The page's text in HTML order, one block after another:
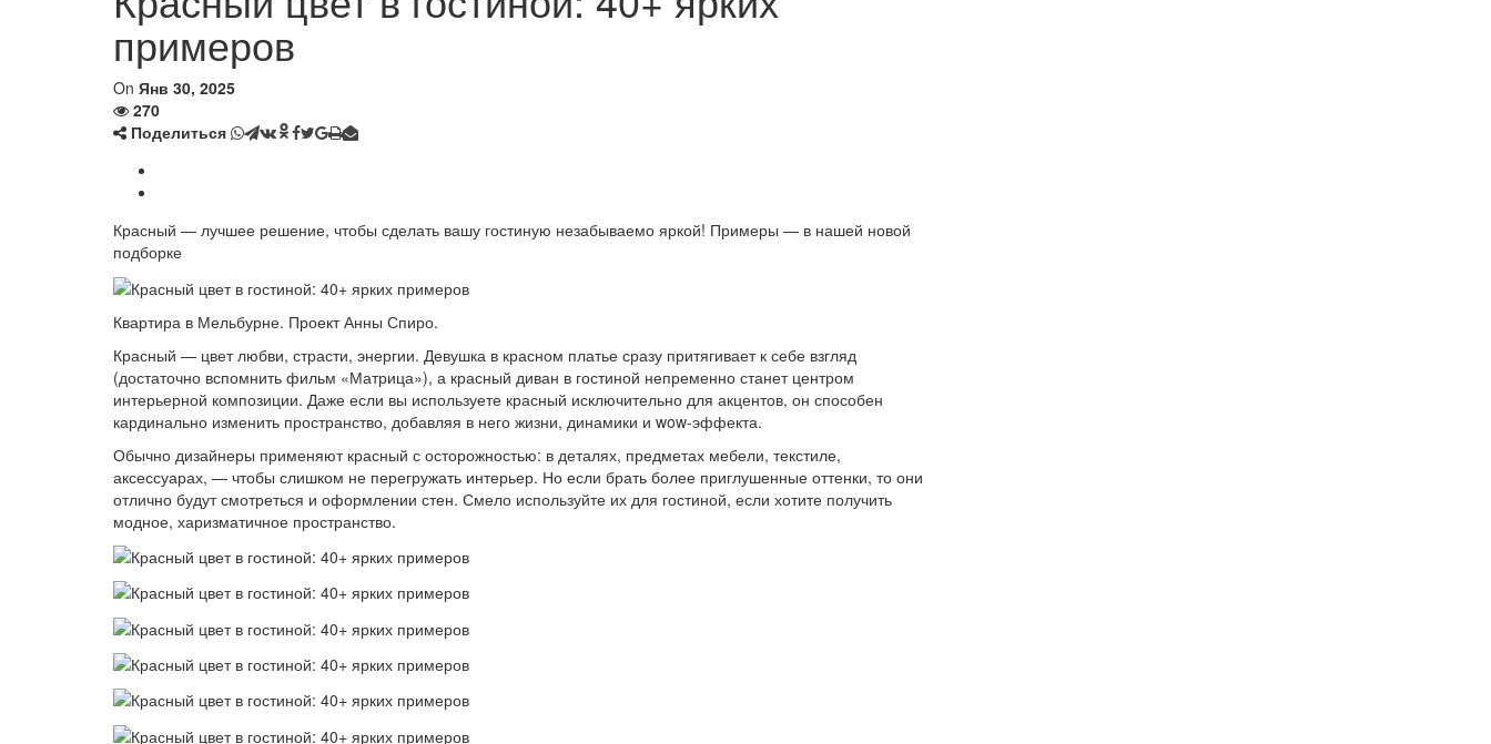
примеров
On Янв 30, 2025
270
Поделиться
Красный — лучшее решение, чтобы сделать вашу гостиную незабываемо яркой! Примеры — в нашей новой
подборке
Квартира в Мельбурне. Проект Анны Спиро.
Красный — цвет любви, страсти, энергии. Девушка в красном платье сразу притягивает к себе взгляд
(достаточно вспомнить фильм «Матрица»), а красный диван в гостиной непременно станет центром
интерьерной композиции. Даже если вы используете красный исключительно для акцентов, он способен
кардинально изменить пространство, добавляя в него жизни, динамики и wow-эффекта.
Обычно дизайнеры применяют красный с осторожностью: в деталях, предметах мебели, текстиле,
аксессуарах, — чтобы слишком не перегружать интерьер. Но если брать более приглушенные оттенки, то они
отлично будут смотреться и оформлении стен. Смело используйте их для гостиной, если хотите получить
модное, харизматичное пространство.